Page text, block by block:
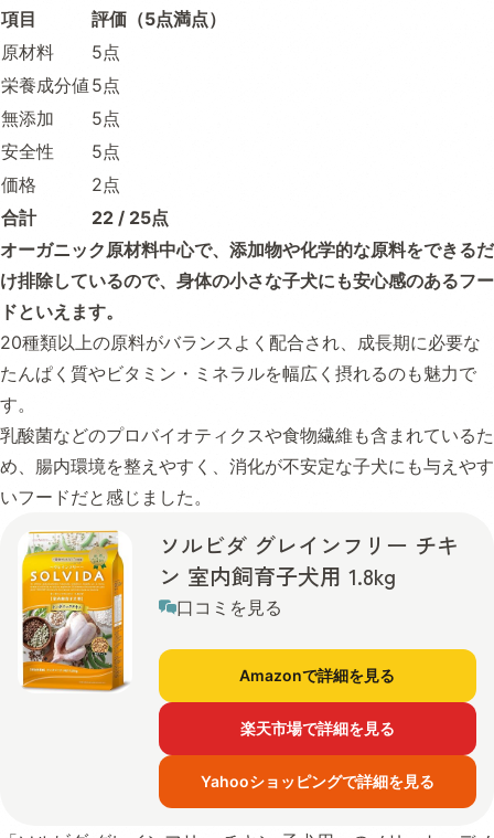
項目
評価（5点満点）
原材料
5点
栄養成分値 5点
無添加
5点
安全性
5点
価格
2点
合計
22 / 25点
オーガニック原材料中心で、添加物や化学的な原料をできるだ
け排除しているので、身体の小さな子犬にも安心感のあるフー
ドといえます。
20種類以上の原料がバランスよく配合され、成長期に必要な
たんぱく質やビタミン・ミネラルを幅広く摂れるのも魅力で
す。
乳酸菌などのプロバイオティクスや食物繊維も含まれているた
め、腸内環境を整えやすく、消化が不安定な子犬にも与えやす
いフードだと感じました。
ソルビダ グレインフリー チキ
ン 室内飼育子犬用 1.8kg
口コミを見る
Amazonで詳細を見る
楽天市場で詳細を見る
Yahooショッピングで詳細を見る